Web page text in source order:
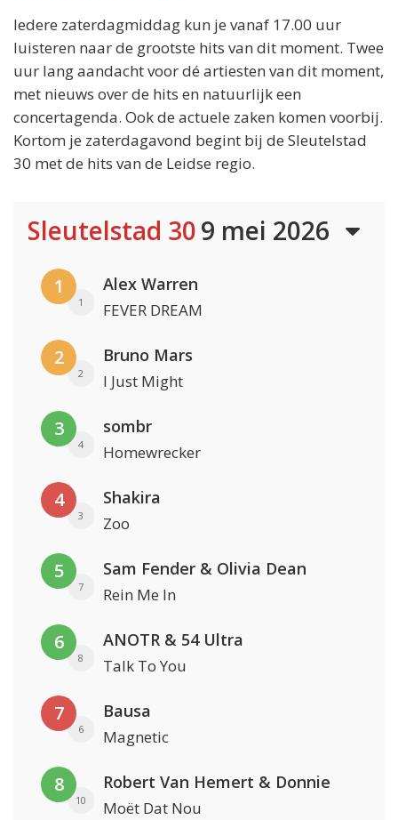
Iedere zaterdagmiddag kun je vanaf 17.00 uur
luisteren naar de grootste hits van dit moment. Twee
uur lang aandacht voor dé artiesten van dit moment,
met nieuws over de hits en natuurlijk een
concertagenda. Ook de actuele zaken komen voorbij.
Kortom je zaterdagavond begint bij de Sleutelstad
30 met de hits van de Leidse regio.
Sleutelstad 309 mei 2026
1
1
Alex Warren
FEVER DREAM
2
2
Bruno Mars
I Just Might
3
4
sombr
Homewrecker
4
3
Shakira
Zoo
5
7
Sam Fender & Olivia Dean
Rein Me In
6
8
ANOTR & 54 Ultra
Talk To You
7
6
Bausa
Magnetic
8
10
Robert Van Hemert & Donnie
Moët Dat Nou